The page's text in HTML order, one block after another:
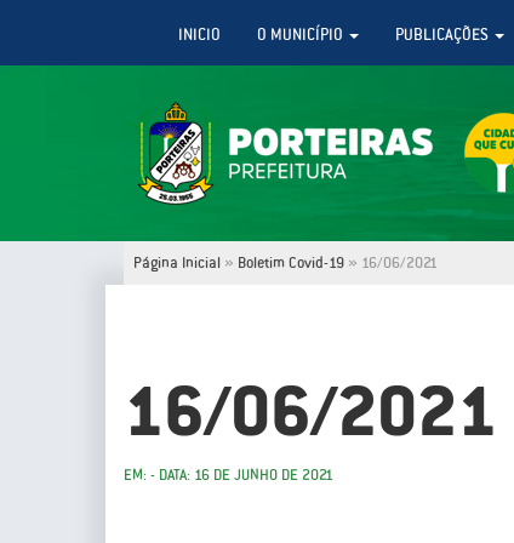
INICIO O MUNICÍPIO PUBLICAÇÕES
Página Inicial » Boletim Covid-19 » 16/06/2021
16/06/2021
EM: - DATA: 16 DE JUNHO DE 2021